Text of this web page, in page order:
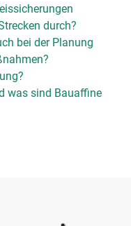
durch?
bei der Planung
was sind Bauaffine